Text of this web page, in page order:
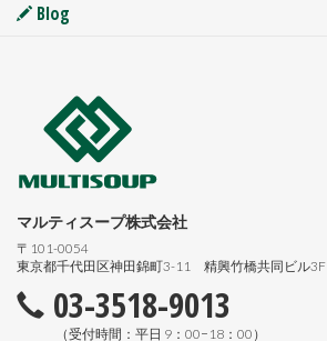
Blog
マルティスープ株式会社
〒101-0054
東京都千代田区神田錦町3-11 精興竹橋共同ビル3F
03-3518-9013
（受付時間：平日 9：00−18：00）